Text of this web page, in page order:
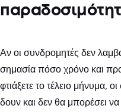
Αν οι συνδρομητές δεν
σημασία πόσο χρόνο και
φτιάξετε το τέλειο μήνυμα,
δουν και δεν θα μπορέσει να